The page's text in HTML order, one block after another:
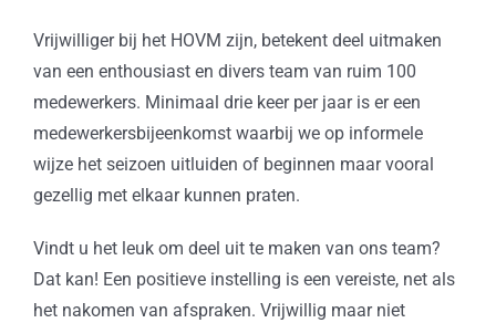
Vrijwilliger bij het HOVM zijn, betekent deel uitmaken
van een enthousiast en divers team van ruim 100
medewerkers. Minimaal drie keer per jaar is er een
medewerkersbijeenkomst waarbij we op informele
wijze het seizoen uitluiden of beginnen maar vooral
gezellig met elkaar kunnen praten.
Vindt u het leuk om deel uit te maken van ons team?
Dat kan! Een positieve instelling is een vereiste, net als
het nakomen van afspraken. Vrijwillig maar niet